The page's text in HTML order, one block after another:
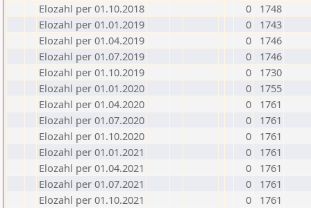
Elozahl per 01.10.2018
0
1748
Elozahl per 01.01.2019
0
1743
Elozahl per 01.04.2019
0
1746
Elozahl per 01.07.2019
0
1746
Elozahl per 01.10.2019
0
1730
Elozahl per 01.01.2020
0
1755
Elozahl per 01.04.2020
0
1761
Elozahl per 01.07.2020
0
1761
Elozahl per 01.10.2020
0
1761
Elozahl per 01.01.2021
0
1761
Elozahl per 01.04.2021
0
1761
Elozahl per 01.07.2021
0
1761
Elozahl per 01.10.2021
0
1761